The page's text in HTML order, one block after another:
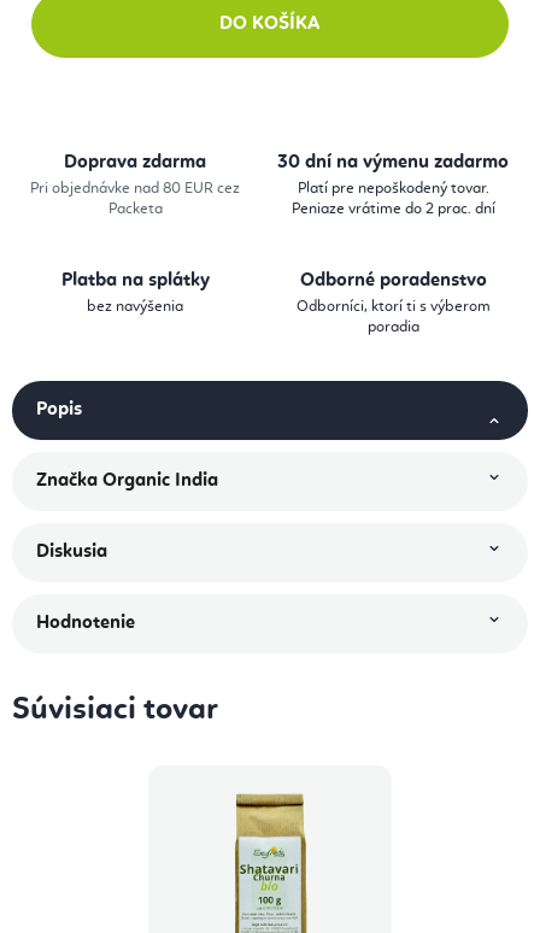
DO KOŠÍKA
Doprava zdarma
Pri objednávke nad 80 EUR cez
Packeta
30 dní na výmenu zadarmo
Platí pre nepoškodený tovar.
Peniaze vrátime do 2 prac. dní
Platba na splátky
bez navýšenia
Odborné poradenstvo
Odborníci, ktorí ti s výberom
poradia
Popis
Značka Organic India
Diskusia
Hodnotenie
Súvisiaci tovar